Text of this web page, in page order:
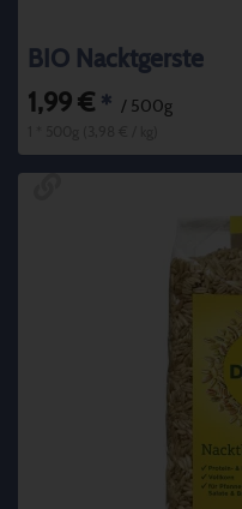
BIO Nacktgerste
1,99 € * / 500g